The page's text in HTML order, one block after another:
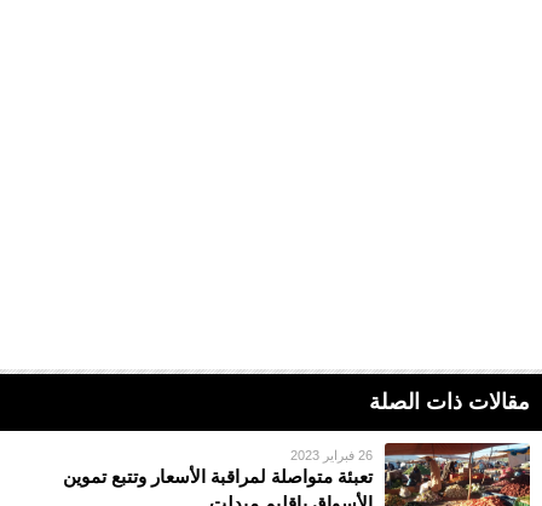
مقالات ذات الصلة
26 فبراير 2023
تعبئة متواصلة لمراقبة الأسعار وتتبع تموين